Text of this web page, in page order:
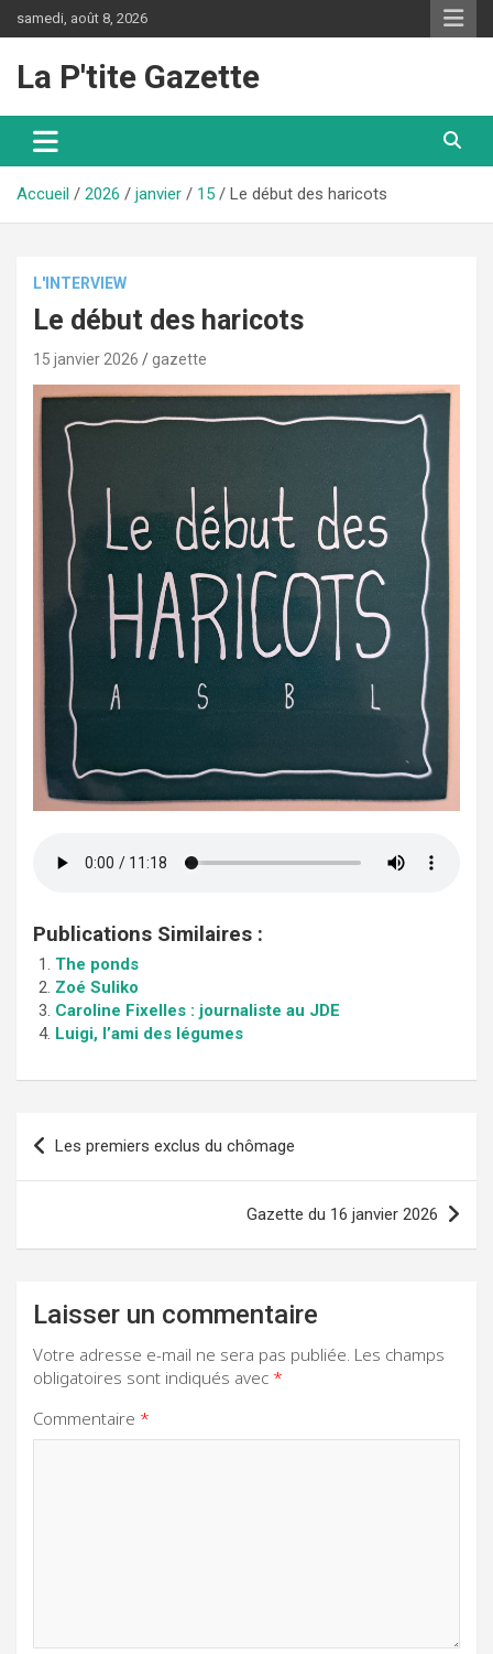
au
samedi, août 8, 2026
La P'tite Gazette
Accueil 2026 janvier 15 Le début des haricots
L'INTERVIEW
Le début des haricots
15 janvier 2026 gazette
Publications Similaires :
The ponds
Zoé Suliko
Caroline Fixelles : journaliste au JDE
Luigi, l’ami des légumes
Navigation
de
Les premiers exclus du chômage
Gazette du 16 janvier 2026
Laisser un commentaire
Votre adresse e-mail ne sera pas publiée. Les champs
obligatoires sont indiqués avec *
Commentaire *